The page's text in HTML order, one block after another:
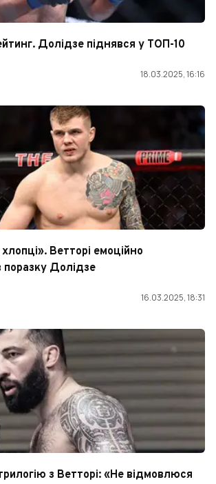
Долідзе піднявся у ТОП-10
18.03.2025, 16:16
Ветторі емоційно
поразку Долідзе
16.03.2025, 18:31
з Ветторі: «Не відмовлюся